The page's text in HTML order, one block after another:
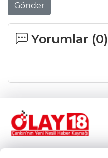
Gönder
Yorumlar (0)